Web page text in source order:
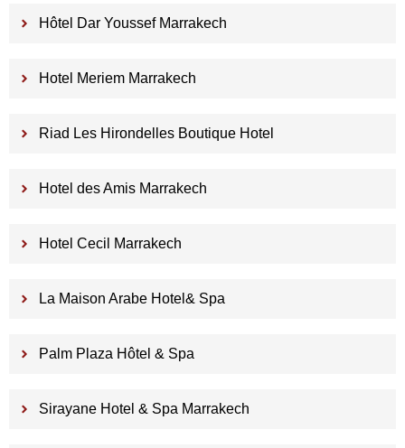
Hôtel Dar Youssef Marrakech
Hotel Meriem Marrakech
Riad Les Hirondelles Boutique Hotel
Hotel des Amis Marrakech
Hotel Cecil Marrakech
La Maison Arabe Hotel& Spa
Palm Plaza Hôtel & Spa
Sirayane Hotel & Spa Marrakech